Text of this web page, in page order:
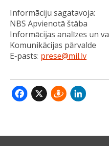
Informāciju sagatavoja:
NBS Apvienotā štāba
Informācijas analīzes un
Komunikācijas pārvalde
E-pasts: prese@mil.lv
Facebook
X